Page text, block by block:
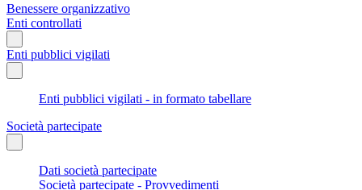
Benessere organizzativo
Enti controllati
Enti pubblici vigilati
Enti pubblici vigilati - in formato tabellare
Società partecipate
Dati società partecipate
Società partecipate - Provvedimenti